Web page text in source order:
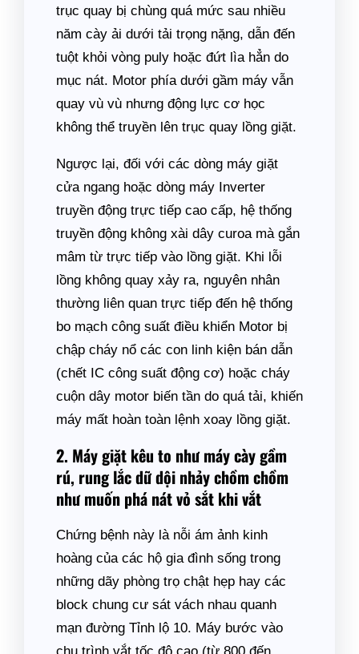
trục quay bị chùng quá mức sau nhiều
năm cày ải dưới tải trọng nặng, dẫn đến
tuột khỏi vòng puly hoặc đứt lìa hẳn do
mục nát. Motor phía dưới gầm máy vẫn
quay vù vù nhưng động lực cơ học
không thể truyền lên trục quay lồng giặt.
Ngược lại, đối với các dòng máy giặt
cửa ngang hoặc dòng máy Inverter
truyền động trực tiếp cao cấp, hệ thống
truyền động không xài dây curoa mà gắn
mâm từ trực tiếp vào lồng giặt. Khi lỗi
lồng không quay xảy ra, nguyên nhân
thường liên quan trực tiếp đến hệ thống
bo mạch công suất điều khiển Motor bị
chập cháy nổ các con linh kiện bán dẫn
(chết IC công suất động cơ) hoặc cháy
cuộn dây motor biến tần do quá tải, khiến
máy mất hoàn toàn lệnh xoay lồng giặt.
2. Máy giặt kêu to như máy cày gầm
rú, rung lắc dữ dội nhảy chồm chồm
như muốn phá nát vỏ sắt khi vắt
Chứng bệnh này là nỗi ám ảnh kinh
hoàng của các hộ gia đình sống trong
những dãy phòng trọ chật hẹp hay các
block chung cư sát vách nhau quanh
mạn đường Tỉnh lộ 10. Máy bước vào